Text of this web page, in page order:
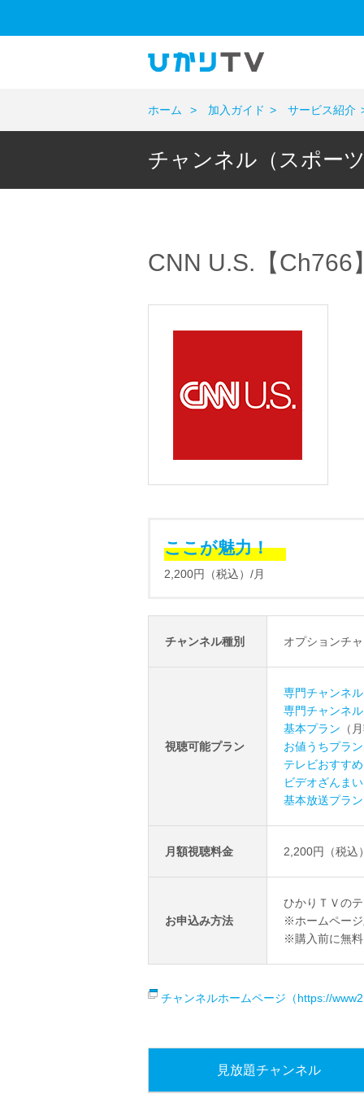
ホーム 加入ガイド サービス紹介
チャンネル（スポー
CNN U.S.【Ch766】
ここが魅力！
2,200円（税込）/月
チャンネル種別 オプションチ
視聴可能プラン
専門チャンネ
専門チャンネ
基本プラン （
お値うちプラン
テレビおすす
ビデオざんま
基本放送プラン
月額視聴料金 2,200円（税込
お申込み方法
ひかりＴＶの
※ホームページ
※購入前に無
チャンネルホームページ（https://
見放題チャンネル